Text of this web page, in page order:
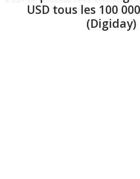
USD tous les 100
(Digiday)